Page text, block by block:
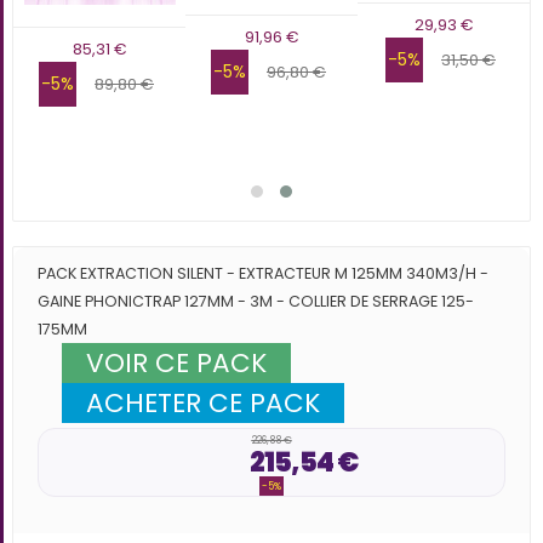
85,31 €
-5% 89,80 €
91,96 €
-5% 96,80 €
29,93 €
-5% 31,50 €
PACK EXTRACTION SILENT - EXTRACTEUR M 125MM 340M3/H -
GAINE PHONICTRAP 127MM - 3M - COLLIER DE SERRAGE 125-
175MM
VOIR CE PACK
ACHETER CE PACK
215,54 €
-5%
226,88 €